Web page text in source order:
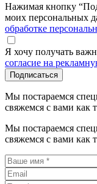
Нажимая кнопку
моих персональных
обработке
Я хочу получать
согласие на
Подписаться
Мы постараемся
свяжемся с вами как
Мы постараемся
свяжемся с вами как